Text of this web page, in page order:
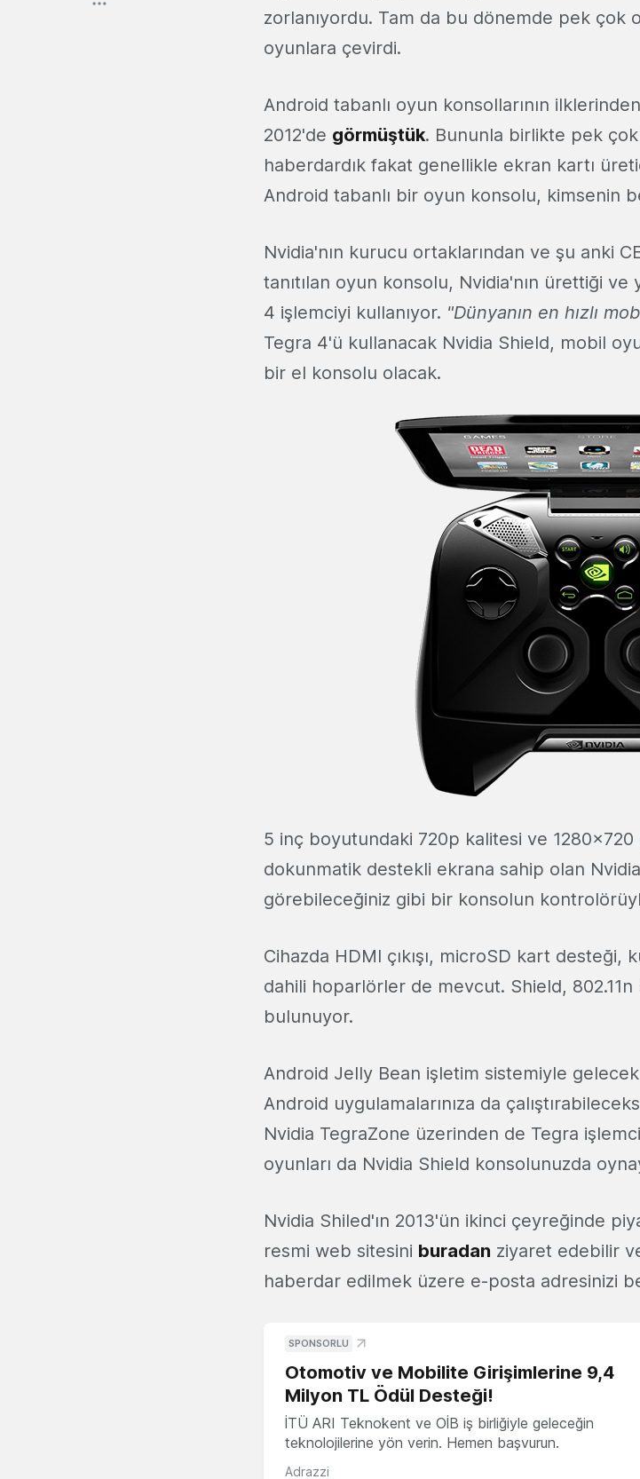
zorlanıyordu. Tam da bu dönemde pek çok
oyunlara çevirdi.
Android tabanlı oyun konsollarının
2012'de görmüştük. Bununla birlikte pek çok
haberdardık fakat genellikle ekran kartı
Android tabanlı bir oyun konsolu, kimsenin
Nvidia'nın kurucu ortaklarından ve şu anki
tanıtılan oyun konsolu, Nvidia'nın ürettiği
4 işlemciyi kullanıyor. "Dünyanın en hızlı
Tegra 4'ü kullanacak Nvidia Shield, mobil
bir el konsolu olacak.
5 inç boyutundaki 720p kalitesi ve
dokunmatik destekli ekrana sahip olan
görebileceğiniz gibi bir konsolun
Cihazda HDMI çıkışı, microSD kart desteği,
dahili hoparlörler de mevcut. Shield,
bulunuyor.
Android Jelly Bean işletim sistemiyle
Android uygulamalarınıza da
Nvidia TegraZone üzerinden de Tegra
oyunları da Nvidia Shield konsolunuzda
Nvidia Shiled'ın 2013'ün ikinci çeyreğinde
resmi web sitesini buradan ziyaret edebilir
haberdar edilmek üzere e-posta adresinizi
SPONSORLU
Otomotiv ve Mobilite Girişimlerine 9,4
Milyon TL Ödül Desteği!
İTÜ ARI Teknokent ve OİB iş birliğiyle geleceğin
teknolojilerine yön verin. Hemen başvurun.
Adrazzi